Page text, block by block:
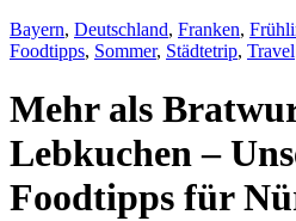
Bayern, Deutschland, Franken,
Foodtipps, Sommer, Städtetrip, Travel
Mehr als
Lebkuchen –
Foodtipps für